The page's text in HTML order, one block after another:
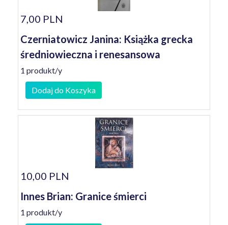
7,00 PLN
Czerniatowicz Janina: Książka grecka
średniowieczna i renesansowa
1 produkt/y
Dodaj do Koszyka
10,00 PLN
Innes Brian: Granice śmierci
1 produkt/y